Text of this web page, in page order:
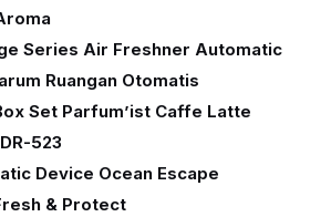
Series Air Freshner Automatic
Ruangan Otomatis
Set Parfum’ist Caffe Latte
523
Device Ocean Escape
& Protect